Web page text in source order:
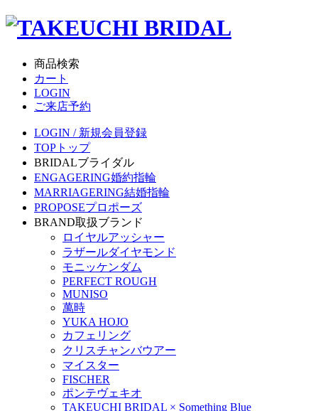
商品検索
カート
LOGIN
ご来店予約
LOGIN / 新規会員登録
TOP トップ
BRIDALブライダル
ENGAGERING婚約指輪
MARRIAGERING結婚指輪
PROPOSEプロポーズ
BRAND取扱ブランド
ロイヤルアッシャー
ラザールダイヤモンド
モニッケンダム
PERFECT ROUGH
MUNISO
萬時
YUKA HOJO
カフェリング
クリスチャンバウアー
マイスター
FISCHER
ポンテヴェキオ
TAKEUCHI BRIDAL × Something Blue